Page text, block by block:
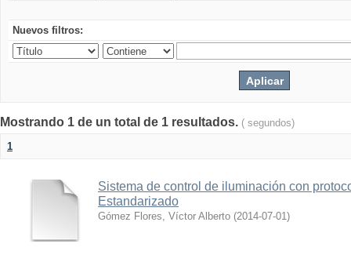
Nuevos filtros:
Mostrando 1 de un total de 1 resultados. ( segundos)
1
Sistema de control de iluminación con
Estandarizado
Gómez Flores, Víctor Alberto (2014-07-01)